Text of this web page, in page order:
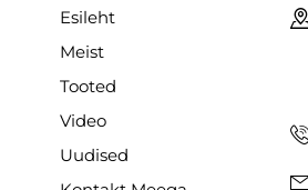
Esileht
Meist
Tooted
Video
Uudised